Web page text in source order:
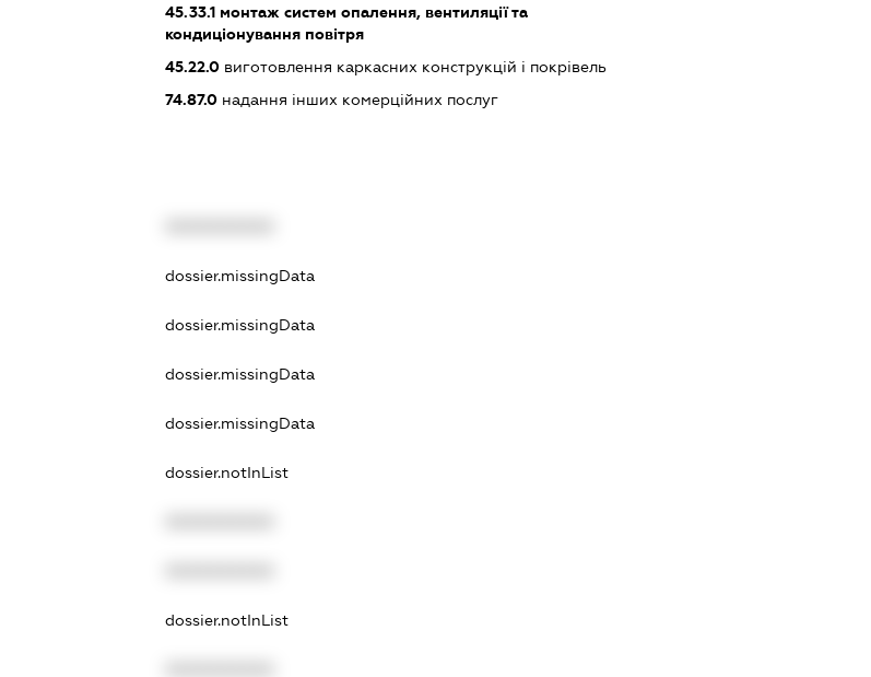
45.33.1монтаж систем опалення, вентиляції та
кондиціонування повітря
45.22.0виготовлення каркасних конструкцій і покрівель
74.87.0надання інших комерційних послуг
dossier.missingData
dossier.missingData
dossier.missingData
dossier.missingData
dossier.notInList
dossier.notInList